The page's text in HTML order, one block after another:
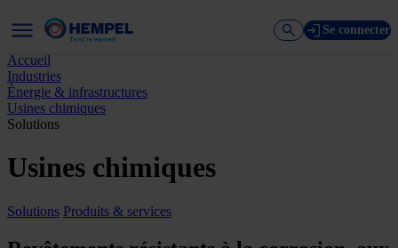
Se connecter
Accueil
Industries
Énergie & infrastructures
Usines chimiques
Solutions
Usines chimiques
Solutions Produits & services